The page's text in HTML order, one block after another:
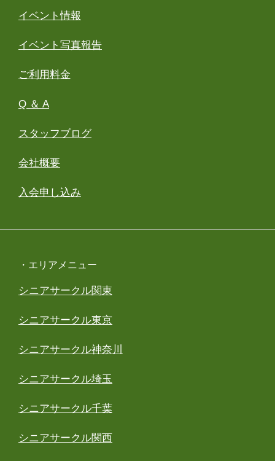
イベント情報
イベント写真報告
ご利用料金
Q ＆ A
スタッフブログ
会社概要
入会申し込み
・エリアメニュー
シニアサークル関東
シニアサークル東京
シニアサークル神奈川
シニアサークル埼玉
シニアサークル千葉
シニアサークル関西